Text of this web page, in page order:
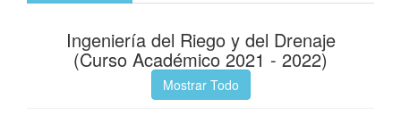
Ingeniería del Riego y del Drenaje
(Curso Académico 2021 - 2022)
Mostrar Todo